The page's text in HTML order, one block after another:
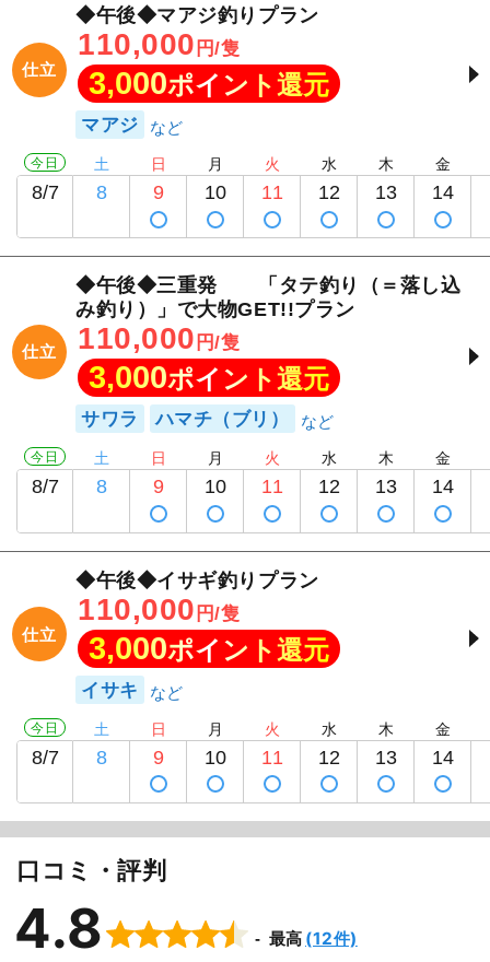
仕立
◆午後◆マアジ釣りプラン
110,000 円/隻
3,000ポイント還元
マアジ
今日
8/7
土
8
日
9
月
10
火
11
水
12
木
13
金
14
仕立
◆午後◆三重発 「タテ釣り（＝落し込
み釣り）」で大物GET!!プラン
110,000 円/隻
3,000ポイント還元
サワラ ハマチ（ブリ）
今日
8/7
土
8
日
9
月
10
火
11
水
12
木
13
金
14
仕立
◆午後◆イサギ釣りプラン
110,000 円/隻
3,000ポイント還元
イサキ
今日
8/7
土
8
日
9
月
10
火
11
水
12
木
13
金
14
口コミ・評判
4.8 最高 (12件)